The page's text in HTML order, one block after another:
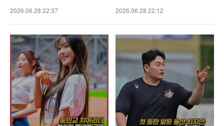
2026.06.28 22:37 2026.06.28 22:12